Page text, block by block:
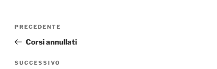
Articolo
precedente:
PRECEDENTE
Corsi annullati
Articolo
SUCCESSIVO